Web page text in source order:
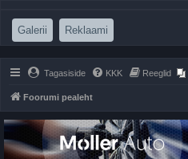
Galerii (Opens a new tab)
Reklaami
Tagasiside KKK Reeglid
Foorumi pealeht